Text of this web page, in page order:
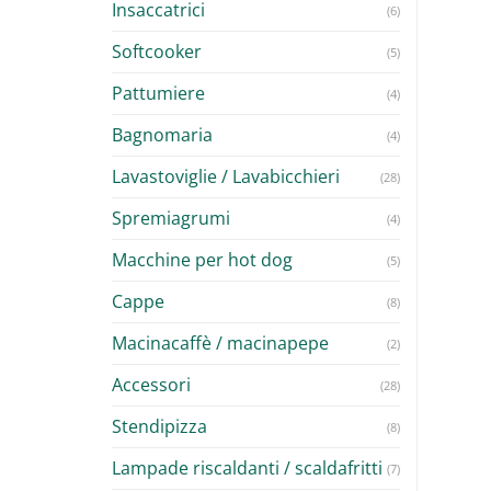
Insaccatrici (6)
Softcooker (5)
Pattumiere (4)
Bagnomaria (4)
Lavastoviglie / Lavabicchieri (28)
Spremiagrumi (4)
Macchine per hot dog (5)
Cappe (8)
Macinacaffè / macinapepe (2)
Accessori (28)
Stendipizza (8)
Lampade riscaldanti / scaldafritti (7)